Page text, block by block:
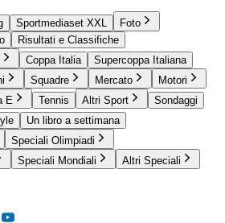
Sportmediaset XXL
Foto
Risultati e Classifiche
Coppa Italia
Supercoppa Italiana
Squadre Mercato
Motori
E Tennis Altri Sport
Sondaggi
Un libro a settimana
Speciali Olimpiadi
Speciali Mondiali Altri Speciali